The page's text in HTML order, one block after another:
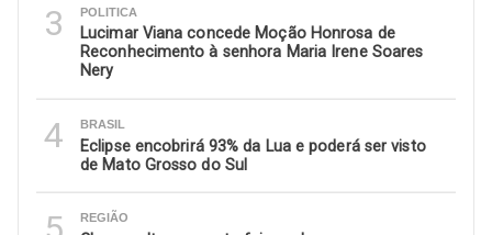
3 POLITICA
Lucimar Viana concede Moção Honrosa de
Reconhecimento à senhora Maria Irene Soares
Nery
4 BRASIL
Eclipse encobrirá 93% da Lua e poderá ser visto
de Mato Grosso do Sul
REGIÃO